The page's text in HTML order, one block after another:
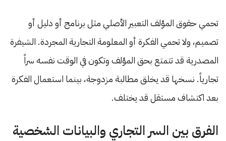
تحمي حقوق المؤلف التعبير الأصلي مثل برنامج أو دليل أو
تصميم، ولا تحمي الفكرة أو المعلومة التجارية المجردة. الشيفرة
المصدرية قد تتمتع بحق المؤلف وتكون في الوقت نفسه سراً
تجارياً. نسخها قد يخلق مطالبة مزدوجة، بينما استعمال الفكرة
بعد اكتشاف مستقل قد يختلف.
الفرق بين السر التجاري والبيانات الشخصية